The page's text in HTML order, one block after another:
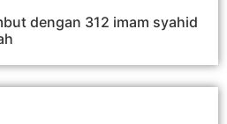
dengan 312 imam syahid